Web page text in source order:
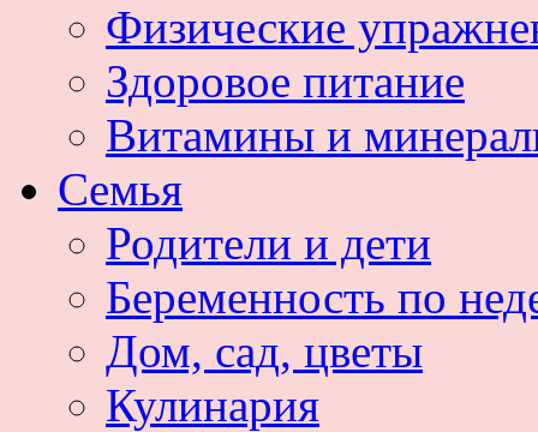
Физические
Здоровое питание
Витамины и
Семья
Родители и дети
Беременность по
Дом, сад, цветы
Кулинария